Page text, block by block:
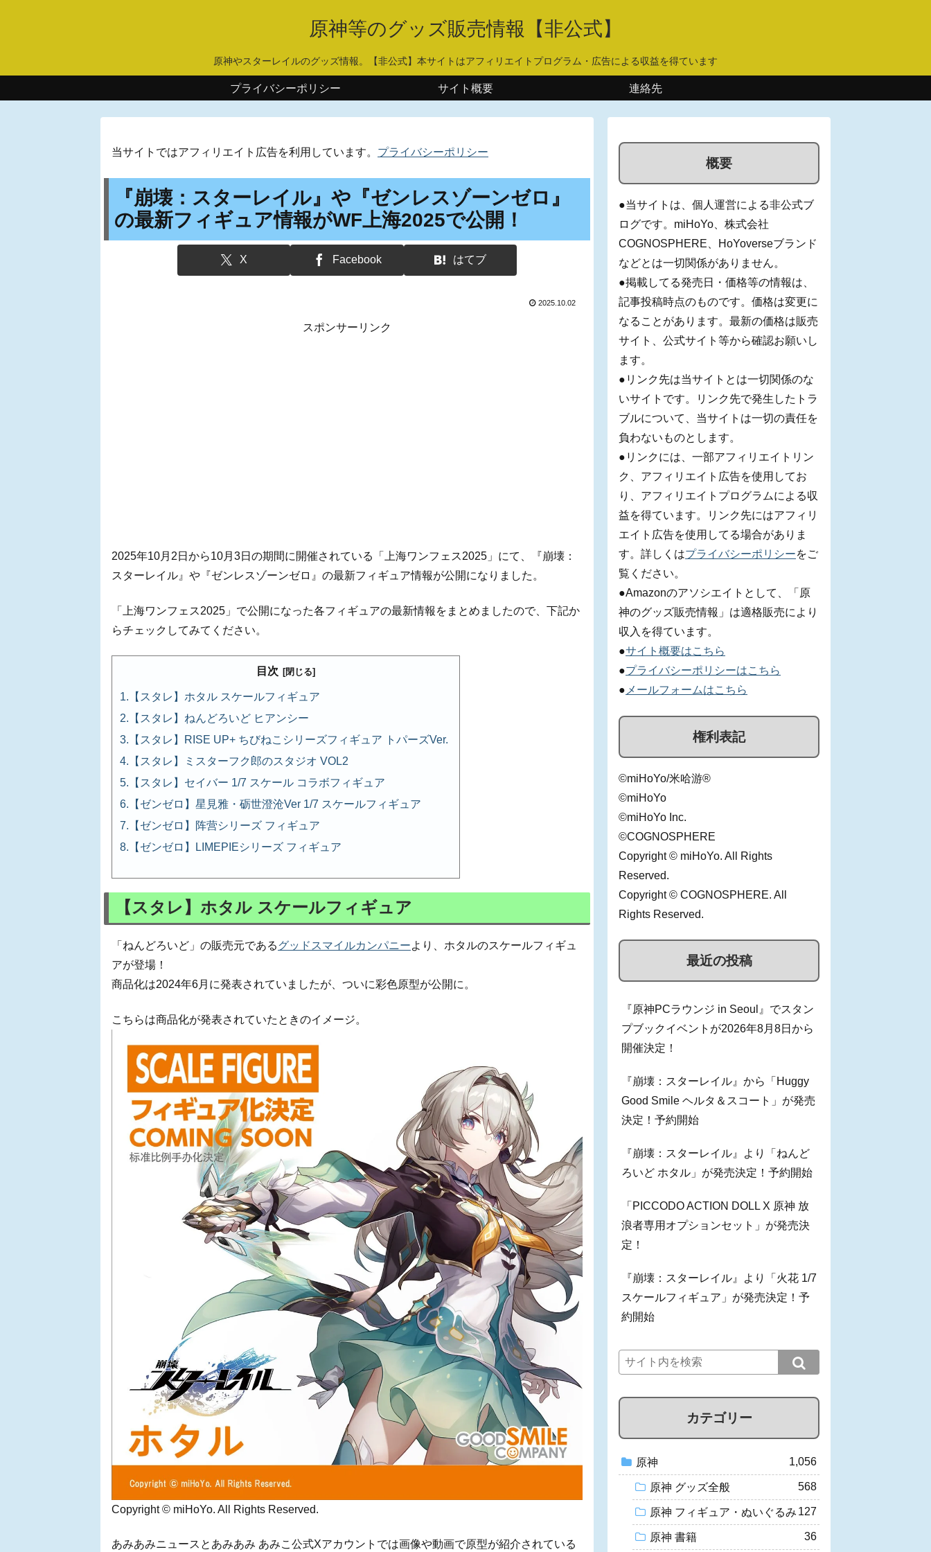
原神等のグッズ販売情報【非公式】
原神やスターレイルのグッズ情報。【非公式】本サイトはアフィリエイトプログラム・広告による収益を得ています
プライバシーポリシー サイト概要 連絡先
当サイトではアフィリエイト広告を利用しています。 プライバシーポリシー
『崩壊：スターレイル』や『ゼンレスゾーンゼロ』
の最新フィギュア情報がWF上海2025で公開！
X Facebook はてブ
2025.10.02
スポンサーリンク
2025年10月2日から10月3日の期間に開催されている「上海ワンフェス2025」にて、『崩壊：
スターレイル』や『ゼンレスゾーンゼロ』の最新フィギュア情報が公開になりました。
「上海ワンフェス2025」で公開になった各フィギュアの最新情報をまとめましたので、下記か
らチェックしてみてください。
目次
【スタレ】ホタル スケールフィギュア
【スタレ】ねんどろいど ヒアンシー
【スタレ】RISE UP+ ちびねこシリーズフィギュア トパーズVer.
【スタレ】ミスターフク郎のスタジオ VOL2
【スタレ】セイバー 1/7 スケール コラボフィギュア
【ゼンゼロ】星見雅・砺世澄沧Ver 1/7 スケールフィギュア
【ゼンゼロ】阵营シリーズ フィギュア
【ゼンゼロ】LIMEPIEシリーズ フィギュア
【スタレ】ホタル スケールフィギュア
「ねんどろいど」の販売元であるグッドスマイルカンパニーより、ホタルのスケールフィギュ
アが登場！
商品化は2024年6月に発表されていましたが、ついに彩色原型が公開に。
こちらは商品化が発表されていたときのイメージ。
Copyright © miHoYo. All Rights Reserved.
あみあみニュースとあみあみ あみこ公式Xアカウントでは画像や動画で原型が紹介されている
概要
●当サイトは、個人運営による非公式ブ
ログです。miHoYo、株式会社
COGNOSPHERE、HoYoverseブランド
などとは一切関係がありません。
●掲載してる発売日・価格等の情報は、
記事投稿時点のものです。価格は変更に
なることがあります。最新の価格は販売
サイト、公式サイト等から確認お願いし
ます。
●リンク先は当サイトとは一切関係のな
いサイトです。リンク先で発生したトラ
ブルについて、当サイトは一切の責任を
負わないものとします。
●リンクには、一部アフィリエイトリン
ク、アフィリエイト広告を使用してお
り、アフィリエイトプログラムによる収
益を得ています。リンク先にはアフィリ
エイト広告を使用してる場合がありま
す。詳しくはプライバシーポリシーをご
覧ください。
●Amazonのアソシエイトとして、「原
神のグッズ販売情報」は適格販売により
収入を得ています。
●サイト概要はこちら
●プライバシーポリシーはこちら
● メールフォームはこちら
権利表記
©miHoYo/米哈游®
©miHoYo
©miHoYo Inc.
©COGNOSPHERE
Copyright © miHoYo. All Rights
Reserved.
Copyright © COGNOSPHERE. All
Rights Reserved.
最近の投稿
『原神PCラウンジ in Seoul』でスタン
プブックイベントが2026年8月8日から
開催決定！
『崩壊：スターレイル』から「Huggy
Good Smile ヘルタ＆スコート」が発売
決定！予約開始
『崩壊：スターレイル』より「ねんど
ろいど ホタル」が発売決定！予約開始
「PICCODO ACTION DOLL X 原神 放
浪者専用オプションセット」が発売決
定！
『崩壊：スターレイル』より「火花 1/7
スケールフィギュア」が発売決定！予
約開始
カテゴリー
原神 1,056
原神 グッズ全般 568
原神 フィギュア・ぬいぐるみ 127
原神 書籍 36